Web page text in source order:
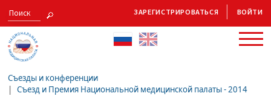
ЗАРЕГИСТРИРОВАТЬСЯ ВОЙТИ
Съезды и конференции
Съезд и Премия Национальной медицинской палаты - 2014